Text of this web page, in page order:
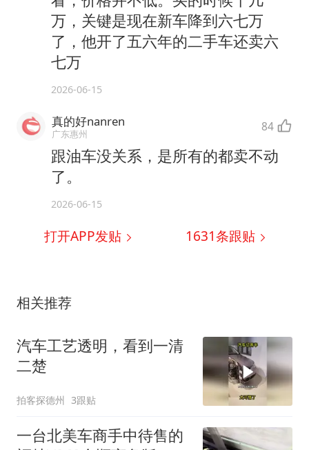
万，关键是现在新车降到六七万
了，他开了五六年的二手车还卖六
七万
2026-06-15
真的好nanren
广东惠州 84
跟油车没关系，是所有的都卖不动
了。
2026-06-15
打开APP发贴 1631条跟贴
相关推荐
汽车工艺透明，看到一清
二楚
拍客探德州 3跟贴
一台北美车商手中待售的